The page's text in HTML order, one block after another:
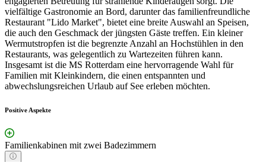
vielfältige Gastronomie an Bord, darunter das familienfreundliche
Restaurant "Lido Market", bietet eine breite Auswahl an Speisen,
die auch den Geschmack der jüngsten Gäste treffen. Ein kleiner
Wermutstropfen ist die begrenzte Anzahl an Hochstühlen in den
Restaurants, was gelegentlich zu Wartezeiten führen kann.
Insgesamt ist die MS Rotterdam eine hervorragende Wahl für
Familien mit Kleinkindern, die einen entspannten und
abwechslungsreichen Urlaub auf See erleben möchten.
Positive Aspekte
Familienkabinen mit zwei Badezimmern